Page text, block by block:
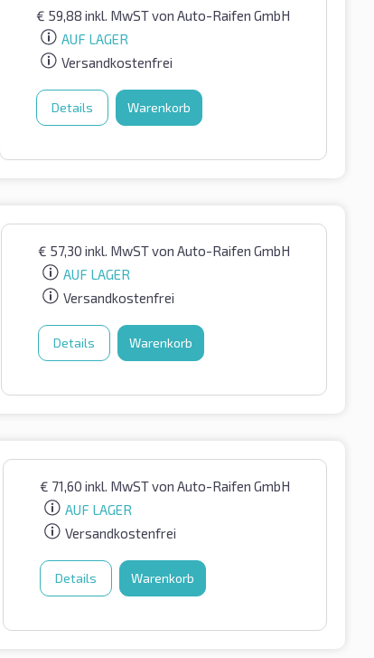
€ 59,88 inkl. MwSTvon Auto-Raifen GmbH
AUF LAGER
Versandkostenfrei
Details Warenkorb
€ 57,30 inkl. MwSTvon Auto-Raifen GmbH
AUF LAGER
Versandkostenfrei
Details Warenkorb
€ 71,60 inkl. MwSTvon Auto-Raifen GmbH
AUF LAGER
Versandkostenfrei
Details Warenkorb